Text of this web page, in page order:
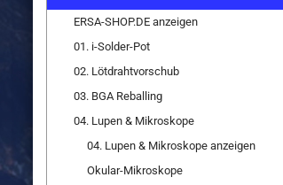
ERSA-SHOP.DE anzeigen
01. i-Solder-Pot
02. Lötdrahtvorschub
03. BGA Reballing
04. Lupen & Mikroskope
04. Lupen & Mikroskope anzeigen
Okular-Mikroskope